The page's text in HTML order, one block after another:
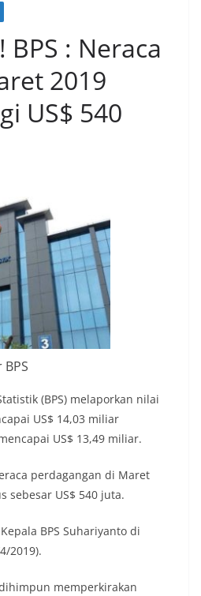
BPS : Neraca
2019
US$ 540
(BPS) melaporkan nilai
US$ 14,03 miliar
US$ 13,49 miliar.
perdagangan di Maret
sebesar US$ 540 juta.
BPS Suhariyanto di
2019).
memperkirakan